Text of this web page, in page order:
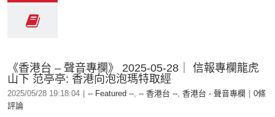
《香港台 – 聲音專欄》 2025-05-28｜ 信報專欄龍虎
山下 范亭亭: 香港向泡泡瑪特取經
2025/05/28 19:18:04 -- Featured --, -- 香港台 --, 香港台 - 聲音專欄
0條
評論